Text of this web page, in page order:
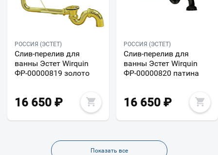
РОССИЯ (ЭСТЕТ)
Слив-перелив для
ванны Эстет Wirquin
ФР-00000819 золото
16 650 ₽
РОССИЯ (ЭСТЕТ)
Слив-перелив для
ванны Эстет Wirquin
ФР-00000820 патина
16 650 ₽
Показать все